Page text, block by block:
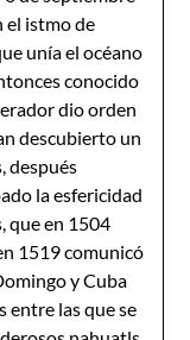
el istmo de
unía el océano
conocido
dio orden
descubierto un
después
la esfericidad
que en 1504
1519 comunicó
y Cuba
entre las que se